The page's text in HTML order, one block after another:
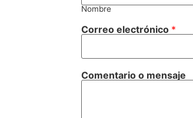
Nombre
Correo electrónico *
Comentario o mensaje